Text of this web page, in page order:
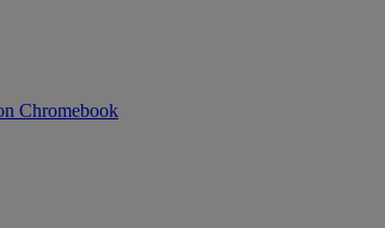
Chromebook